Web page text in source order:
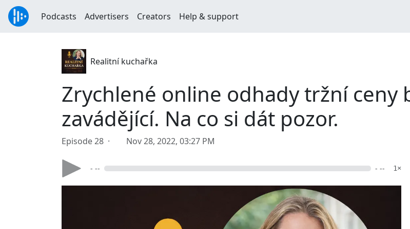
Podcasts Advertisers Creators Help & support
Realitní kuchařka
Zrychlené online odhady tržní ceny
zavádějící. Na co si dát pozor.
Episode 28 · Nov 28, 2022, 03:27 PM
- -- - -- 1×